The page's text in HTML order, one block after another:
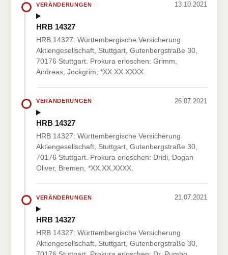
VERÄNDERUNGEN 13.10.2021
HRB 14327
HRB 14327: Württembergische Versicherung
Aktiengesellschaft, Stuttgart, Gutenbergstraße 30,
70176 Stuttgart. Prokura erloschen: Grimm,
Andreas, Jockgrim, *XX.XX.XXXX.
VERÄNDERUNGEN 26.07.2021
HRB 14327
HRB 14327: Württembergische Versicherung
Aktiengesellschaft, Stuttgart, Gutenbergstraße 30,
70176 Stuttgart. Prokura erloschen: Dridi, Dogan
Oliver, Bremen, *XX.XX.XXXX.
VERÄNDERUNGEN 21.07.2021
HRB 14327
HRB 14327: Württembergische Versicherung
Aktiengesellschaft, Stuttgart, Gutenbergstraße 30,